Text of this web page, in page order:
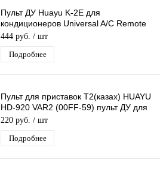
Пульт ДУ Huayu K-2E для
кондиционеров Universal A/C Remote
5000 в 1
444 руб. / шт
Подробнее
Пульт для приставок Т2(казах) HUAYU
HD-920 VAR2 (00FF-59) пульт ДУ для
DVB-T2 ресивера, тв приставки
220 руб. / шт
Подробнее